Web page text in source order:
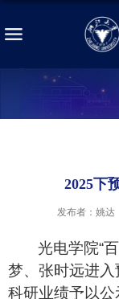
2025下
发布者：姚达
光电学院“
梦、张时远进
科研业绩予以公